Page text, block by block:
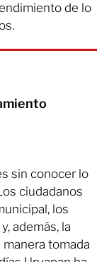
de lo
sin conocer lo
ciudadanos
los
además, la
tomada